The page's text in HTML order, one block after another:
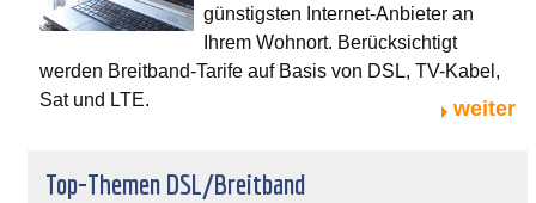
günstigsten Internet-Anbieter an
Ihrem Wohnort. Berücksichtigt
werden Breitband-Tarife auf Basis von DSL, TV-Kabel,
Sat und LTE.
weiter
Top-Themen DSL/Breitband